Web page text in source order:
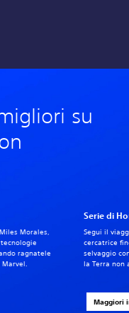
su
Morales,
ragnatele
Serie di
Segui il
cercatrice
selvaggio
la Terra non
Maggiori